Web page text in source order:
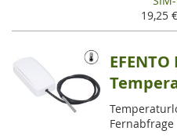
19,25 €
Fernabfrage